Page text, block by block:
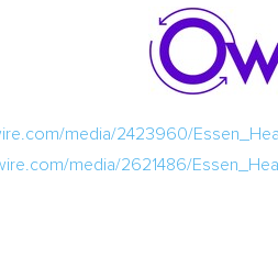
media/2423960/
media/2621486/